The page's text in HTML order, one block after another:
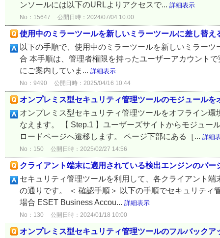
ンソールには以下のURLよりアクセスで... 詳細表示
No：15647 公開日時：2024/07/04 10:00
使用中のミラーツールを新しいミラーツールに差し替え
以下の手順で、使用中のミラーツールを新しいミラー
合 本手順は、管理者権限を持ったユーザーアカウント
にご案内していま... 詳細表示
No：9490 公開日時：2025/04/16 10:44
オンプレミス型セキュリティ管理ツールのモジュール
オンプレミス型セキュリティ管理ツールをオフライン
なえます。 【 Step.1 】ユーザーズサイトからモジュー
ロードページへ遷移します。 ページ下部にある［... 詳細
No：150 公開日時：2025/02/27 14:56
クライアント端末に適用されている検出エンジンのバ
セキュリティ管理ツールを利用して、各クライアント
の通りです。 ＜ 確認手順＞ 以下の手順でセキュリテ
場合 ESET Business Accou... 詳細表示
No：130 公開日時：2024/01/18 10:00
オンプレミス型セキュリティ管理ツールのフルバック